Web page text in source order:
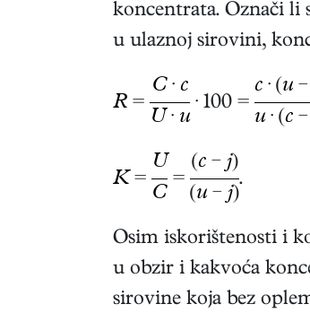
koncentrata. Označi li
u ulaznoj sirovini,
R =
C· c
U · u
· 100 =
c · (u −
u · (c −
K =
U
C
=
(c− j)
(u − j)
.
Osim iskorištenosti i
u obzir i kakvoća
sirovine koja bez